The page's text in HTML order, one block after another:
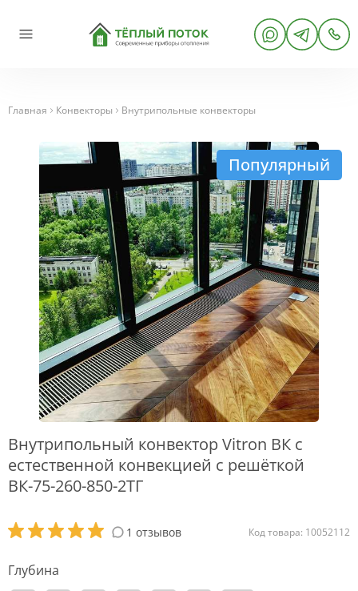
Главная Конвекторы Внутрипольные конвекторы
Популярный
Внутрипольный конвектор Vitron ВК с
естественной конвекцией с решёткой
ВК-75-260-850-2ТГ
1 отзывов Код товара: 10052112
Глубина